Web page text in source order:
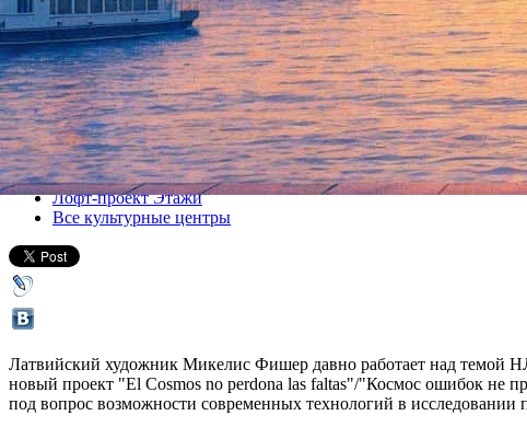
Космос ошибок не прощает
16 марта 2012, пятница-12 июня 2012, вторник
Версия для печати
Все выставки
Лофт-проект Этажи
Все культурные центры
Латвийский художник Микелис Фишер давно работает над темой
новый проект "El Cosmos no perdona las faltas"/"Космос ошибок не
под вопрос возможности современных технологий в исследовании